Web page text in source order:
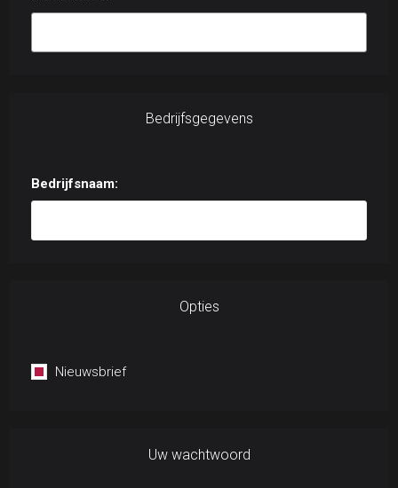
Bedrijfsgegevens
Bedrijfsnaam:
Opties
Nieuwsbrief
Uw wachtwoord